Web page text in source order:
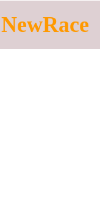
NewRace